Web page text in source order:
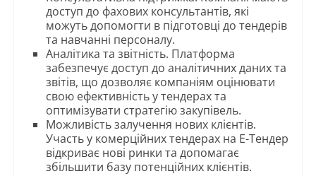
доступ до фахових консультантів, які
можуть допомогти в підготовці до тендерів
та навчанні персоналу.
Аналітика та звітність. Платформа
забезпечує доступ до аналітичних даних та
звітів, що дозволяє компаніям оцінювати
свою ефективність у тендерах та
оптимізувати стратегію закупівель.
Можливість залучення нових клієнтів.
Участь у комерційних тендерах на Е-Тендер
відкриває нові ринки та допомагає
збільшити базу потенційних клієнтів.